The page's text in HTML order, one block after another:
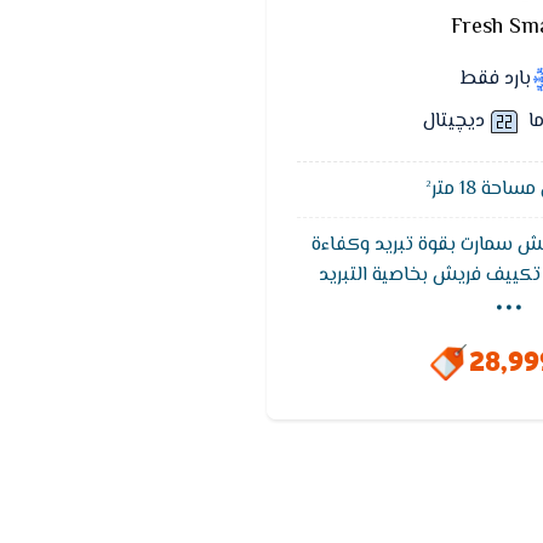
Fresh
بارد فقط
ديچيتال
18 متر²
سمارت بقوة تبريد وكفاءة
فريش بخاصية التبريد
توفير الهواء المكيف بشكل
التكييف بتشغيل نفسه
...